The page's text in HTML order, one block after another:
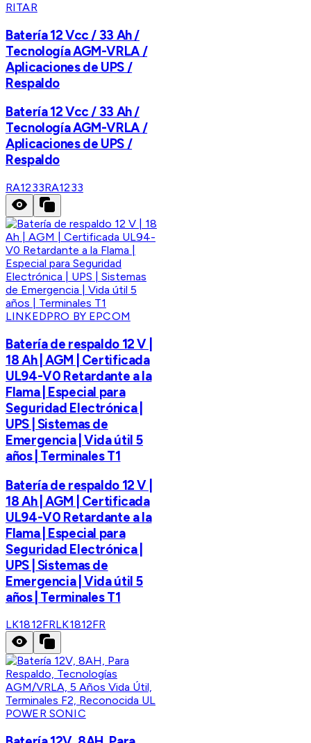
RITAR
Batería 12 Vcc / 33 Ah /
Tecnología AGM-VRLA /
Aplicaciones de UPS /
Respaldo
Batería 12 Vcc / 33 Ah /
Tecnología AGM-VRLA /
Aplicaciones de UPS /
Respaldo
RA1233RA1233
LINKEDPRO BY EPCOM
Batería de respaldo 12 V |
18 Ah | AGM | Certificada
UL94-V0 Retardante a la
Flama | Especial para
Seguridad Electrónica |
UPS | Sistemas de
Emergencia | Vida útil 5
años | Terminales T1
Batería de respaldo 12 V |
18 Ah | AGM | Certificada
UL94-V0 Retardante a la
Flama | Especial para
Seguridad Electrónica |
UPS | Sistemas de
Emergencia | Vida útil 5
años | Terminales T1
LK1812FRLK1812FR
POWER SONIC